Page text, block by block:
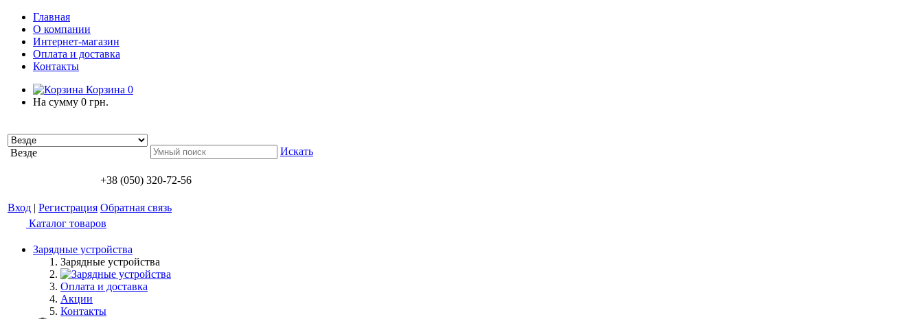
Главная
О компании
Интернет-магазин
Оплата и доставка
Контакты
Корзина 0
На сумму 0 грн.
Везде Искать
+38 (050) 320-72-56
Вход | Регистрация Обратная связь
Каталог товаров
Зарядные устройства
Зарядные устройства
Оплата и доставка
Акции
Контакты